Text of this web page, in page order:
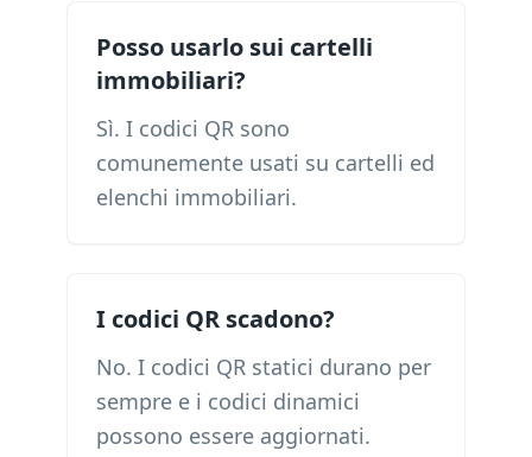
Posso usarlo sui cartelli
immobiliari?
Sì. I codici QR sono
comunemente usati su cartelli ed
elenchi immobiliari.
I codici QR scadono?
No. I codici QR statici durano per
sempre e i codici dinamici
possono essere aggiornati.